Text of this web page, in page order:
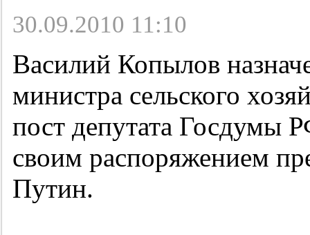
30.09.2010 11:10
Василий Копылов
министра сельского
пост депутата Госдумы
своим распоряжением
Путин.